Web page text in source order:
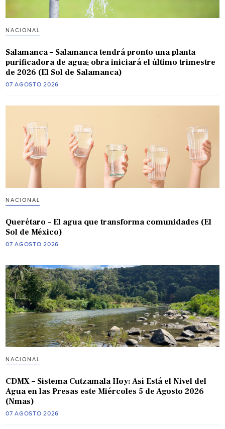
NACIONAL
Salamanca – Salamanca tendrá pronto una planta
purificadora de agua; obra iniciará el último trimestre
de 2026 (El Sol de Salamanca)
07 AGOSTO 2026
NACIONAL
Querétaro – El agua que transforma comunidades (El
Sol de México)
07 AGOSTO 2026
NACIONAL
CDMX – Sistema Cutzamala Hoy: Así Está el Nivel del
Agua en las Presas este Miércoles 5 de Agosto 2026
(Nmas)
07 AGOSTO 2026